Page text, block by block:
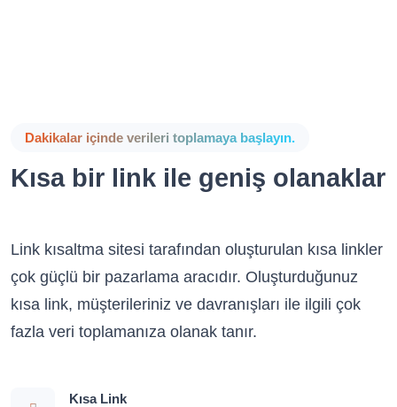
Dakikalar içinde verileri toplamaya başlayın.
Kısa bir link ile geniş olanaklar
Link kısaltma sitesi tarafından oluşturulan kısa linkler
çok güçlü bir pazarlama aracıdır. Oluşturduğunuz
kısa link, müşterileriniz ve davranışları ile ilgili çok
fazla veri toplamanıza olanak tanır.
Kısa Link